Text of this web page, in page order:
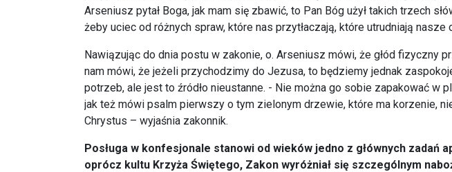
Arseniusz pytał Boga, jak mam się zbawić, to Pan Bóg użył takich trzech
żeby uciec od różnych spraw, które nas przytłaczają, które utrudniają
Nawiązując do dnia postu w zakonie, o. Arseniusz mówi, że głód fizyczny
nam mówi, że jeżeli przychodzimy do Jezusa, to będziemy jednak
potrzeb, ale jest to źródło nieustanne. - Nie można go sobie zapakować
jak też mówi psalm pierwszy o tym zielonym drzewie, które ma korzenie,
Chrystus – wyjaśnia zakonnik.
Posługa w konfesjonale stanowi od wieków jedno z głównych zadań
oprócz kultu Krzyża Świętego, Zakon wyróżniał się szczególnym